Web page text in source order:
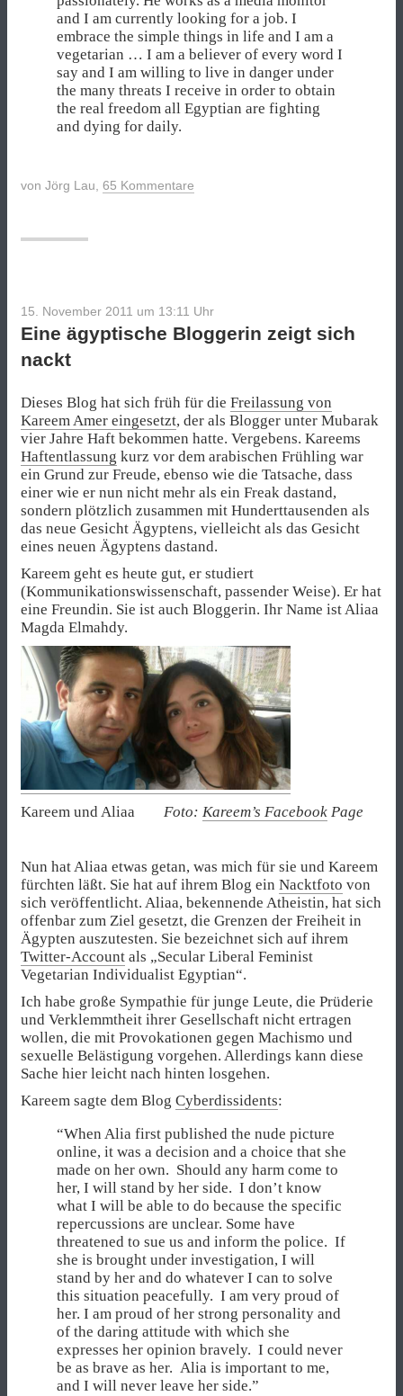
and I am currently looking for a job. I
embrace the simple things in life and I am a
vegetarian … I am a believer of every word I
say and I am willing to live in danger under
the many threats I receive in order to obtain
the real freedom all Egyptian are fighting
and dying for daily.
von Jörg Lau 65 Kommentare
15. November 2011 um 13:11 Uhr
Eine ägyptische Bloggerin zeigt sich
nackt
Dieses Blog hat sich früh für die Freilassung von
Kareem Amer eingesetzt, der als Blogger unter Mubarak
vier Jahre Haft bekommen hatte. Vergebens. Kareems
Haftentlassung kurz vor dem arabischen Frühling war
ein Grund zur Freude, ebenso wie die Tatsache, dass
einer wie er nun nicht mehr als ein Freak dastand,
sondern plötzlich zusammen mit Hunderttausenden als
das neue Gesicht Ägyptens, vielleicht als das Gesicht
eines neuen Ägyptens dastand.
Kareem geht es heute gut, er studiert
(Kommunikationswissenschaft, passender Weise). Er hat
eine Freundin. Sie ist auch Bloggerin. Ihr Name ist Aliaa
Magda Elmahdy.
Kareem und Aliaa Foto: Kareem’s Facebook Page
Nun hat Aliaa etwas getan, was mich für sie und Kareem
fürchten läßt. Sie hat auf ihrem Blog ein Nacktfoto von
sich veröffentlicht. Aliaa, bekennende Atheistin, hat sich
offenbar zum Ziel gesetzt, die Grenzen der Freiheit in
Ägypten auszutesten. Sie bezeichnet sich auf ihrem
Twitter-Account als „Secular Liberal Feminist
Vegetarian Individualist Egyptian“.
Ich habe große Sympathie für junge Leute, die Prüderie
und Verklemmtheit ihrer Gesellschaft nicht ertragen
wollen, die mit Provokationen gegen Machismo und
sexuelle Belästigung vorgehen. Allerdings kann diese
Sache hier leicht nach hinten losgehen.
Kareem sagte dem Blog Cyberdissidents:
“When Alia first published the nude picture
online, it was a decision and a choice that she
made on her own. Should any harm come to
her, I will stand by her side. I don’t know
what I will be able to do because the specific
repercussions are unclear. Some have
threatened to sue us and inform the police. If
she is brought under investigation, I will
stand by her and do whatever I can to solve
this situation peacefully. I am very proud of
her. I am proud of her strong personality and
of the daring attitude with which she
expresses her opinion bravely. I could never
be as brave as her. Alia is important to me,
and I will never leave her side.”